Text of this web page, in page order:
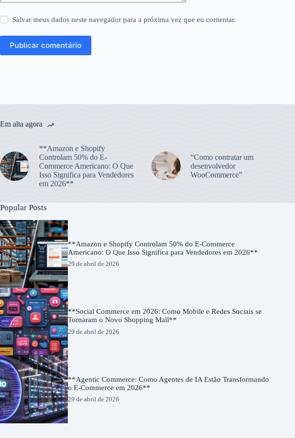
Salvar meus dados neste navegador para a próxima vez que eu comentar.
Publicar comentário
Em alta agora
**Amazon e Shopify
Controlam 50% do E-
Commerce Americano: O Que
Isso Significa para Vendedores
em 2026**
“Como contratar um
desenvolvedor
WooCommerce”
Popular Posts
**Amazon e Shopify Controlam 50% do E-Commerce
Americano: O Que Isso Significa para Vendedores em 2026**
29 de abril de 2026
**Social Commerce em 2026: Como Mobile e Redes Sociais se
Tornaram o Novo Shopping Mall**
29 de abril de 2026
**Agentic Commerce: Como Agentes de IA Estão Transformando
o E-Commerce em 2026**
29 de abril de 2026